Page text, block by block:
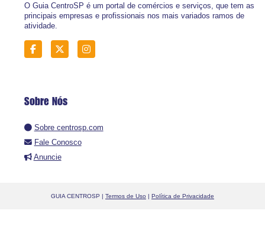
O Guia CentroSP é um portal de comércios e serviços, que tem as
principais empresas e profissionais nos mais variados ramos de
atividade.
Sobre Nós
Sobre centrosp.com
Fale Conosco
Anuncie
GUIA CENTROSP | Termos de Uso | Política de Privacidade